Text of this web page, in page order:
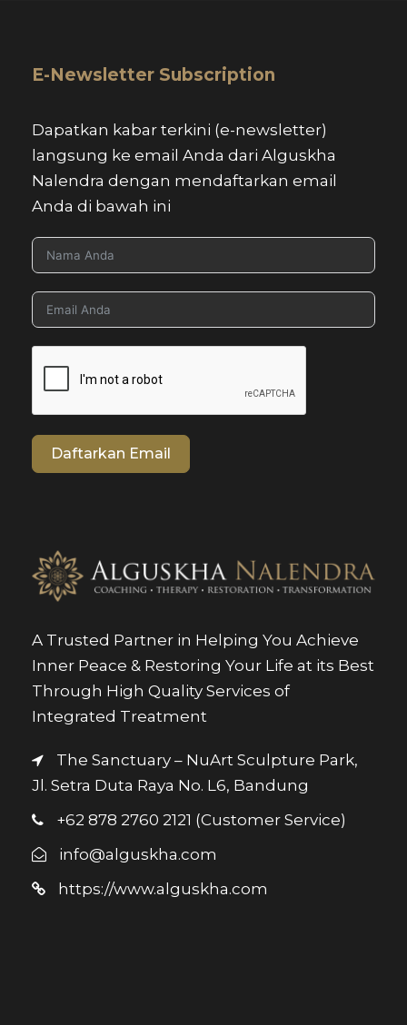
E-Newsletter Subscription
Dapatkan kabar terkini (e-newsletter)
langsung ke email Anda dari Alguskha
Nalendra dengan mendaftarkan email
Anda di bawah ini
Daftarkan Email
A Trusted Partner in Helping You Achieve
Inner Peace & Restoring Your Life at its Best
Through High Quality Services of
Integrated Treatment
The Sanctuary – NuArt Sculpture Park,
Jl. Setra Duta Raya No. L6, Bandung
+62 878 2760 2121 (Customer Service)
info@alguskha.com
https://www.alguskha.com